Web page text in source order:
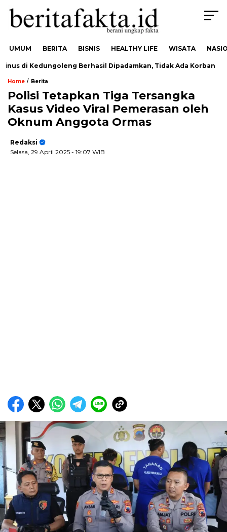
UMUM BERITA BISNIS HEALTHY LIFE WISATA
di Kedungoleng Berhasil Dipadamkan, Tidak Ada Korban
Home / Berita
Polisi Tetapkan Tiga Tersangka
Kasus Video Viral Pemerasan oleh
Oknum Anggota Ormas
Redaksi
Selasa, 29 April 2025 - 19:07 WIB